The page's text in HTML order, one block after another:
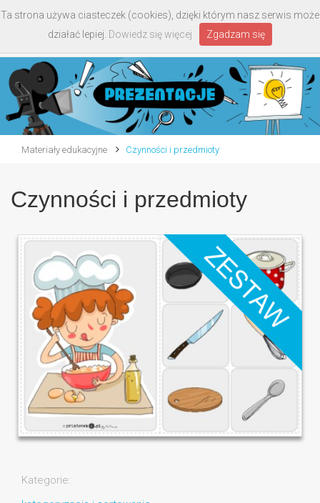
Materiały edukacyjne Czynności i przedmioty
Czynności i przedmioty
Kategorie:
Ta strona używa ciasteczek (cookies), dzięki którym nasz serwis może
działać lepiej. Dowiedz się więcej Zgadzam się